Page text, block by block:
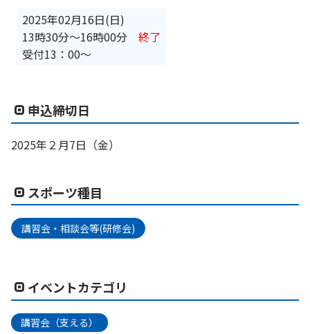
2025年02月16日(日)
13時30分〜16時00分
受付13：00～
終了
申込締切日
2025年２月7日（金）
スポーツ種目
講習会・相談会等(研修会)
イベントカテゴリ
講習会（支える）